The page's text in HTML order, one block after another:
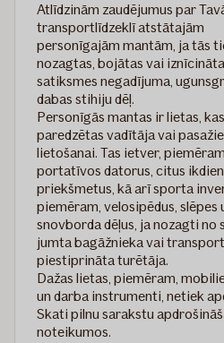
Atlīdzinām zaudējumus par
transportlīdzeklī atstātajām
personīgajām mantām, ja tās
nozagtas, bojātas vai
satiksmes negadījuma,
dabas stihiju dēļ.
Personīgās mantas ir lietas, kas
paredzētas vadītāja vai
lietošanai. Tas ietver,
portatīvos datorus, citus
priekšmetus, kā arī sporta
piemēram, velosipēdus, slēpes
snovborda dēļus, ja nozagti no
jumta bagāžnieka vai
piestiprināta turētāja.
Dažas lietas, piemēram,
un darba instrumenti, netiek
Skati pilnu sarakstu
noteikumos.